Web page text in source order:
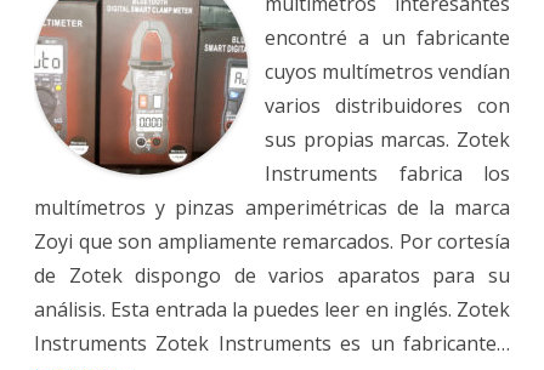
encontré a un fabricante
cuyos multímetros vendían
varios distribuidores con
sus propias marcas. Zotek
Instruments fabrica los
multímetros y pinzas amperimétricas de la marca
Zoyi que son ampliamente remarcados. Por cortesía
de Zotek dispongo de varios aparatos para su
análisis. Esta entrada la puedes leer en inglés. Zotek
Instruments Zotek Instruments es un fabricante…